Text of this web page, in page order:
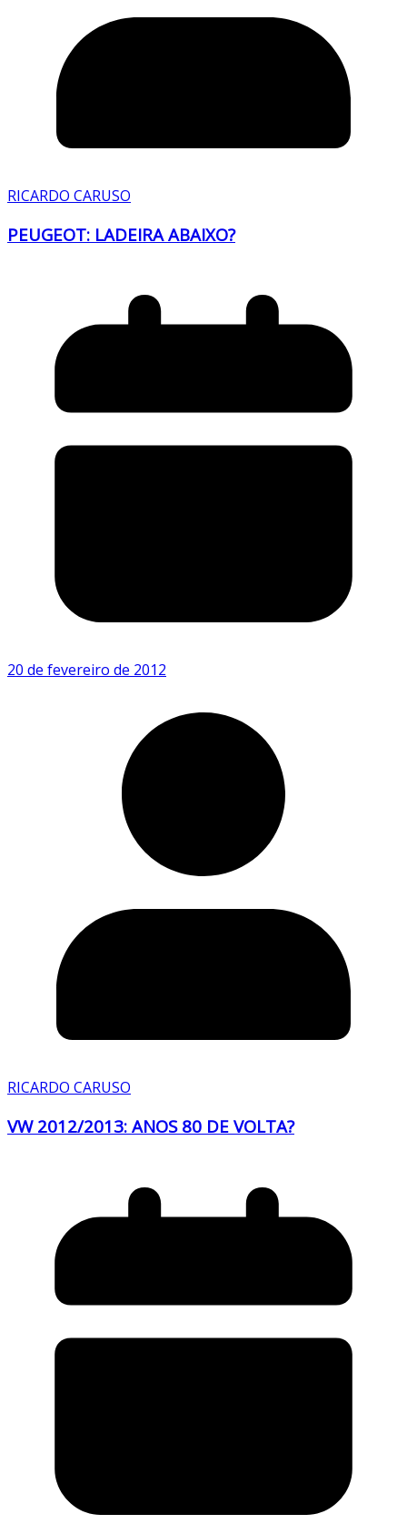
RICARDO CARUSO
PEUGEOT: LADEIRA ABAIXO?
20 de fevereiro de 2012
RICARDO CARUSO
VW 2012/2013: ANOS 80 DE VOLTA?